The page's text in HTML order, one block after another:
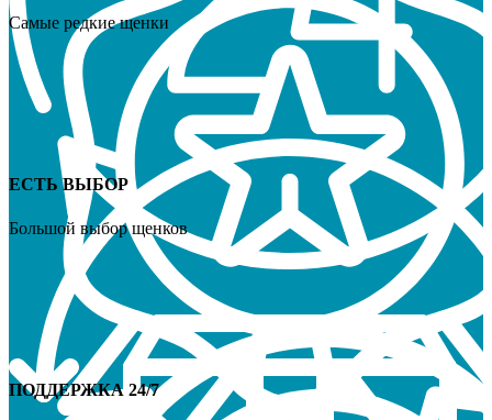
Самые редкие щенки
ЕСТЬ ВЫБОР
Большой выбор щенков
ПОДДЕРЖКА 24/7